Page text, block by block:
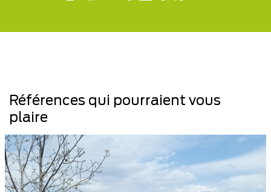
Références qui pourraient vous
plaire